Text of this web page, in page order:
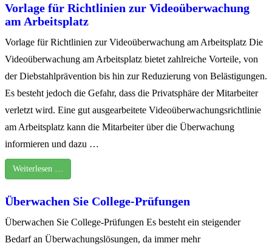
Vorlage für Richtlinien zur Videoüberwachung
am Arbeitsplatz
Vorlage für Richtlinien zur Videoüberwachung am Arbeitsplatz Die
Videoüberwachung am Arbeitsplatz bietet zahlreiche Vorteile, von
der Diebstahlprävention bis hin zur Reduzierung von Belästigungen.
Es besteht jedoch die Gefahr, dass die Privatsphäre der Mitarbeiter
verletzt wird. Eine gut ausgearbeitete Videoüberwachungsrichtlinie
am Arbeitsplatz kann die Mitarbeiter über die Überwachung
informieren und dazu …
Weiterlesen …
Überwachen Sie College-Prüfungen
Überwachen Sie College-Prüfungen Es besteht ein steigender
Bedarf an Überwachungslösungen, da immer mehr